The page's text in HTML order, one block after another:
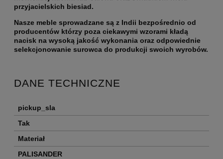
przyjacielskich biesiad.
Nasze meble sprowadzane są z Indii bezpośrednio od
producentów którzy poza ciekawymi wzorami kładą
nacisk na wysoką jakość wykonania oraz odpowiednie
selekcjonowanie surowca do produkcji swoich wyrobów.
DANE TECHNICZNE
pickup_sla
Tak
Materiał
PALISANDER